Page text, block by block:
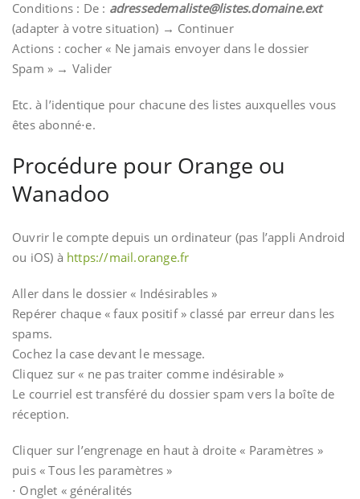
Conditions : De : adressedemaliste@listes.domaine.ext
(adapter à votre situation) → Continuer
Actions : cocher « Ne jamais envoyer dans le dossier
Spam » → Valider
Etc. à l’identique pour chacune des listes auxquelles vous
êtes abonné⋅e.
Procédure pour Orange ou
Wanadoo
Ouvrir le compte depuis un ordinateur (pas l’appli Android
ou iOS) à https://mail.orange.fr
Aller dans le dossier « Indésirables »
Repérer chaque « faux positif » classé par erreur dans les
spams.
Cochez la case devant le message.
Cliquez sur « ne pas traiter comme indésirable »
Le courriel est transféré du dossier spam vers la boîte de
réception.
Cliquer sur l’engrenage en haut à droite « Paramètres »
puis « Tous les paramètres »
⋅ Onglet « généralités